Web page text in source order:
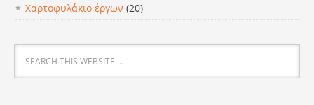
Χαρτοφυλάκιο έργων (20)